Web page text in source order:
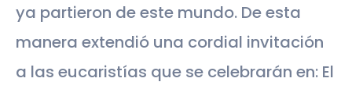
ya partieron de este mundo. De esta
manera extendió una cordial invitación
a las eucaristías que se celebrarán en: El